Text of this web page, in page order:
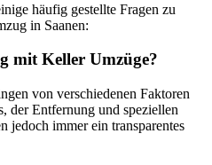
häufig gestellte Fragen zu
in Saanen:
mit Keller Umzüge?
von verschiedenen Faktoren
der Entfernung und speziellen
jedoch immer ein transparentes